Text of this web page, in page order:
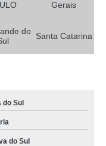
Gerais
do Santa Catarina
Sul
do Sul